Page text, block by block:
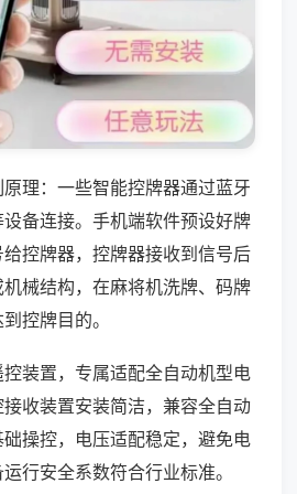
理：一些智能控牌器通过蓝牙
备连接。手机端软件预设好牌
控牌器，控牌器接收到信号后
械结构，在麻将机洗牌、码牌
控牌目的。
装置，专属适配全自动机型电
收装置安装简洁，兼容全自动
操控，电压适配稳定，避免电
行安全系数符合行业标准。